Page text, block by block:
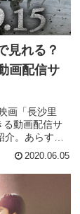
見れる？
画配信サ
画「長沙里
る動画配信サ
。あらすじ
ッフ、主題歌
に見た人の感
います。
2020.06.05